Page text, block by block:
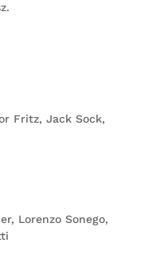
Fritz, Jack Sock,
Lorenzo Sonego,